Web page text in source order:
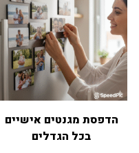
הדפסת מגנטים אישיים
בכל הגדלים